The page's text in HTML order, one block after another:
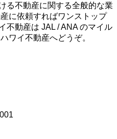
る不動産に関する全般的な業
に依頼すればワンストップ
不動産は JAL / ANA のマイル
ワイ不動産へどうぞ。